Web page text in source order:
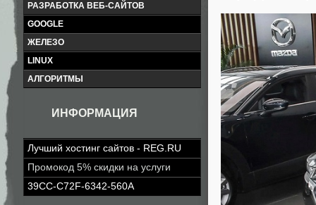
РАЗРАБОТКА ВЕБ-САЙТОВ
GOOGLE
ЖЕЛЕЗО
LINUX
АЛГОРИТМЫ
ИНФОРМАЦИЯ
Лучший хостинг сайтов - REG.RU
Промокод 5% скидки на услуги
39CC-C72F-6342-560A